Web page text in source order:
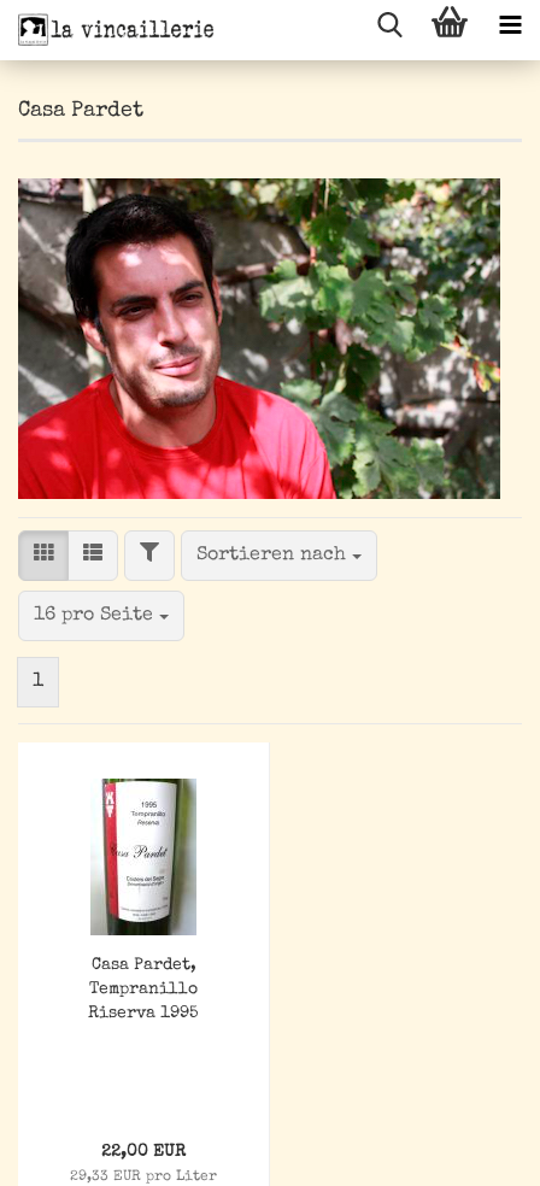
Casa Pardet
FILTERSortieren nach
Sortieren nach
16 pro Seite
pro Seite
1
Casa Pardet,
Tempranillo
Riserva 1995
22,00 EUR
29,33 EUR pro Liter